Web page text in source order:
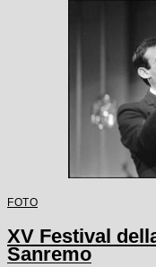
FOTO
XV Festival
Sanremo